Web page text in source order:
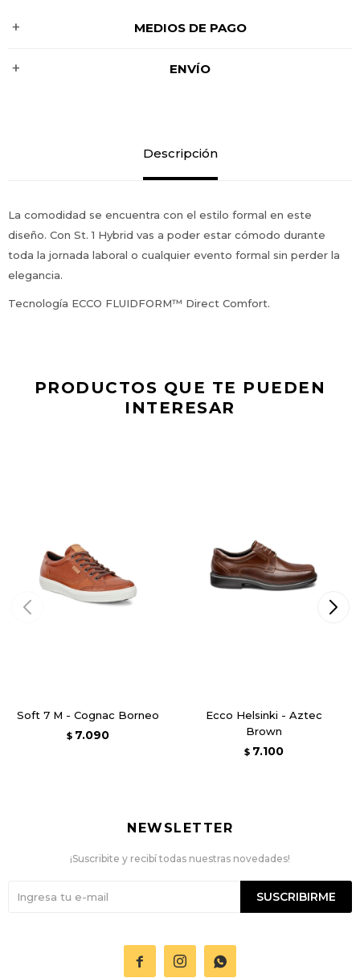
MEDIOS DE PAGO
ENVÍO
Descripción
La comodidad se encuentra con el estilo formal en este
diseño. Con St. 1 Hybrid vas a poder estar cómodo durante
toda la jornada laboral o cualquier evento formal sin perder la
elegancia.
Tecnología ECCO FLUIDFORM™ Direct Comfort.
PRODUCTOS QUE TE PUEDEN
INTERESAR
Soft 7 M - Cognac Borneo
$ 7.090
Ecco Helsinki - Aztec
Brown
$ 7.100
  
NEWSLETTER
¡Suscribite y recibí todas nuestras novedades!
SUSCRIBIRME